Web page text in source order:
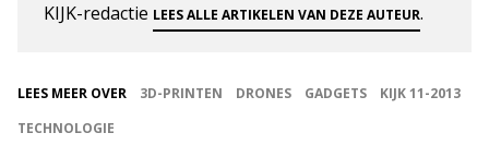
KIJK-redactie LEES ALLE ARTIKELEN VAN DEZE AUTEUR.
LEES MEER OVER 3D-PRINTEN DRONES GADGETS
KIJK 11-2013
TECHNOLOGIE